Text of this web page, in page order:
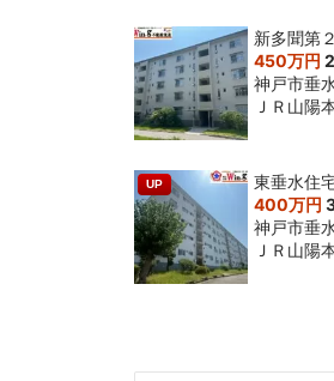
新多聞第
450万円
神戸市垂
ＪＲ山陽
UP
東垂水住
400万円
神戸市垂
ＪＲ山陽